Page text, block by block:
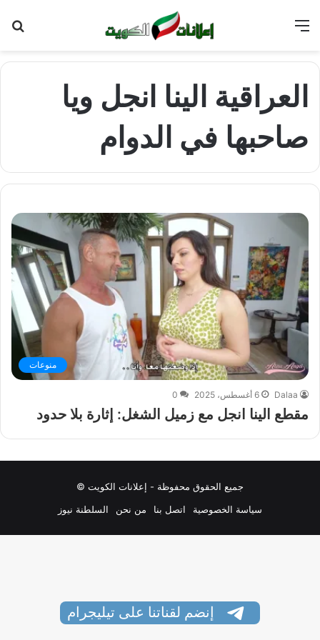
العراقية الينا انجل ويا
صاحبها في الدوام
منوعات
Dalaa 6 أغسطس، 2025 0
مقطع الينا انجل مع زميل الشغل: إثارة بلا حدود
جميع الحقوق محفوظة - إعلانات الكويت ©
سياسة الخصوصية
اتصل بنا من نحن السلطنة نيوز
إنضم لقناتنا على تيليجرام